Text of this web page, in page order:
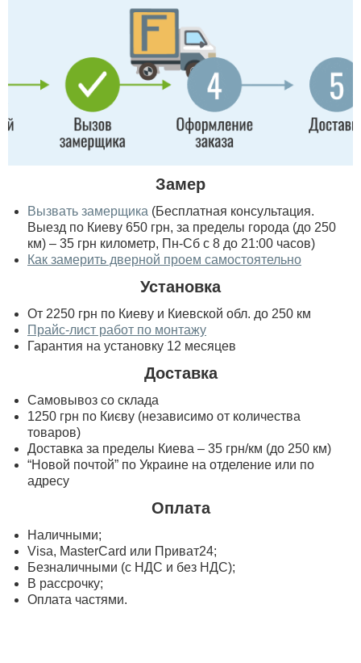
Замер
Вызвать замерщика (Бесплатная консультация.
Выезд по Киеву 650 грн, за пределы города (до 250
км) – 35 грн километр, Пн-Сб с 8 до 21:00 часов)
Как замерить дверной проем самостоятельно
Установка
От 2250 грн по Киеву и Киевской обл. до 250 км
Прайс-лист работ по монтажу
Гарантия на установку 12 месяцев
Доставка
Самовывоз со склада
1250 грн по Києву (независимо от количества
товаров)
Доставка за пределы Киева – 35 грн/км (до 250 км)
“Новой почтой” по Украине на отделение или по
адресу
Оплата
Наличными;
Visa, MasterСard или Приват24;
Безналичными (с НДС и без НДС);
В рассрочку;
Оплата частями.